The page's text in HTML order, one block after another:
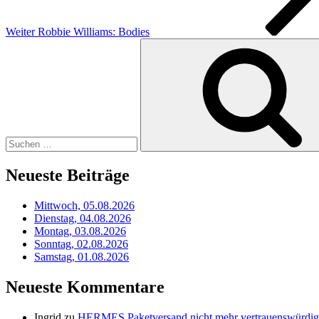
Weiter Robbie Williams: Bodies
Neueste Beiträge
Mittwoch, 05.08.2026
Dienstag, 04.08.2026
Montag, 03.08.2026
Sonntag, 02.08.2026
Samstag, 01.08.2026
Neueste Kommentare